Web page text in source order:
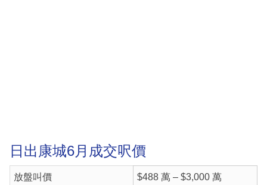
日出康城6月成交呎價
放盤叫價 $488 萬 – $3,000 萬